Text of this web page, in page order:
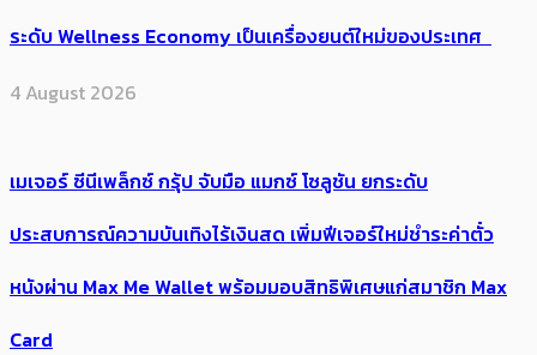
ระดับ Wellness Economy เป็นเครื่องยนต์ใหม่ของประเทศ
4 August 2026
เมเจอร์ ซีนีเพล็กซ์ กรุ้ป จับมือ แมกซ์ โซลูชัน ยกระดับ
ประสบการณ์ความบันเทิงไร้เงินสด เพิ่มฟีเจอร์ใหม่ชำระค่าตั๋ว
หนังผ่าน Max Me Wallet พร้อมมอบสิทธิพิเศษแก่สมาชิก Max
Card